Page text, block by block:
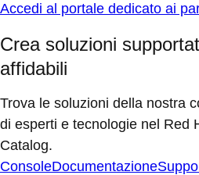
Accedi al portale dedicato ai
Crea soluzioni
affidabili
Trova le soluzioni della nostra
di esperti e tecnologie nel Red
Catalog.
ConsoleDocumentazione